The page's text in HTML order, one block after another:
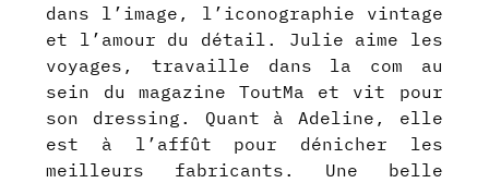
dans l’image, l’iconographie vintage
et l’amour du détail. Julie aime les
voyages, travaille dans la com au
sein du magazine ToutMa et vit pour
son dressing. Quant à Adeline, elle
est à l’affût pour dénicher les
meilleurs fabricants. Une belle